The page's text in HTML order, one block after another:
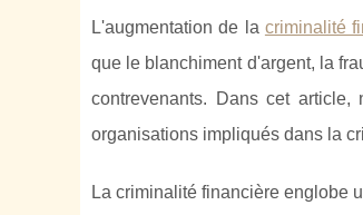
L'augmentation de la criminalité
que le blanchiment d'argent, la
contrevenants. Dans cet
organisations impliqués dans la
La criminalité financière englobe